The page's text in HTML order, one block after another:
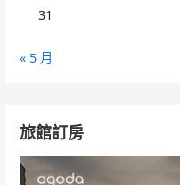
31
« 5 月
旅館訂房